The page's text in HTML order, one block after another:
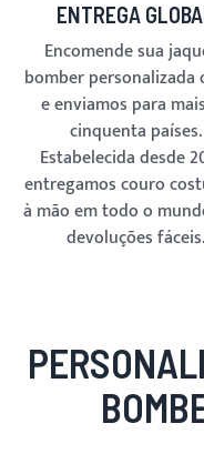
ENTREGA
Encomende sua
bomber personalizada
e enviamos para
cinquenta países.
Estabelecida desde
entregamos couro
à mão em todo o
devoluções fáceis.